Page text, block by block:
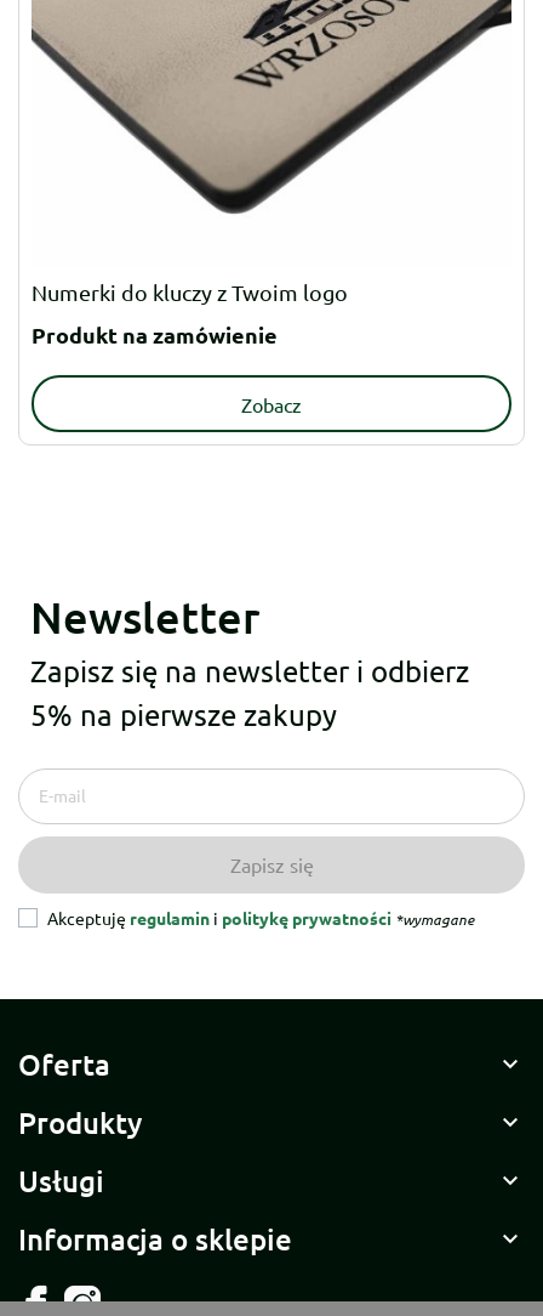
Numerki do kluczy z Twoim logo
Produkt na zamówienie
Zobacz
Newsletter
Zapisz się na newsletter i odbierz
5% na pierwsze zakupy
Akceptuję regulamin i politykę prywatności *wymagane
Oferta 
Produkty 
Usługi 
Informacja o sklepie 